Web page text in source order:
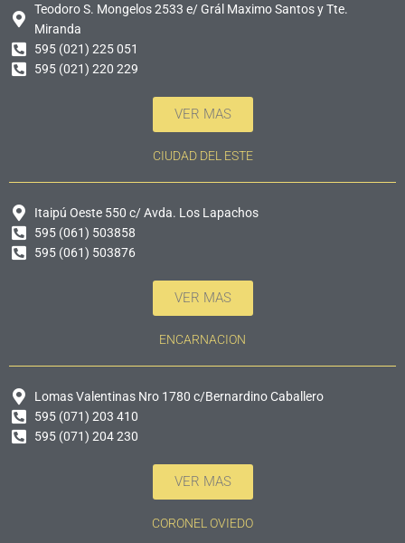
Teodoro S. Mongelos 2533 e/ Grál Maximo Santos y Tte.
Miranda
595 (021) 225 051
595 (021) 220 229
VER MAS
CIUDAD DEL ESTE
Itaipú Oeste 550 c/ Avda. Los Lapachos
595 (061) 503858
595 (061) 503876
VER MAS
ENCARNACION
Lomas Valentinas Nro 1780 c/Bernardino Caballero
595 (071) 203 410
595 (071) 204 230
VER MAS
CORONEL OVIEDO